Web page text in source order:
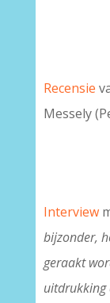
Recensie
Messely
Interview
bijzonder,
geraakt
uitdrukking